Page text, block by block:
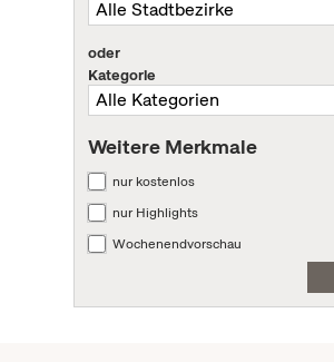
oder
Kategorie
Weitere Merkmale
nur kostenlos
nur Highlights
Wochenendvorschau